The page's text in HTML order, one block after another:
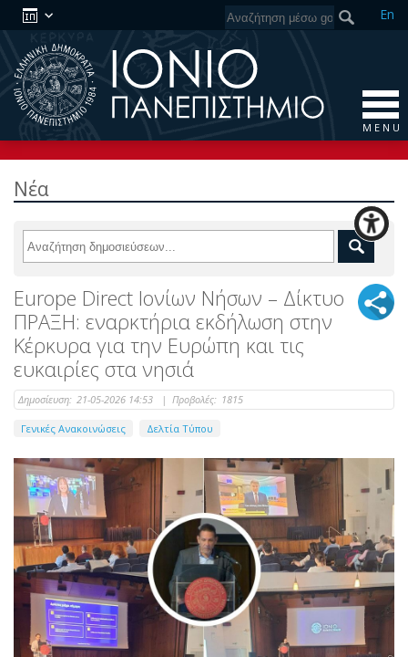
En
M E N U
Νέα
Europe Direct Ιονίων Νήσων – Δίκτυο
ΠΡΑΞΗ: εναρκτήρια εκδήλωση στην
Κέρκυρα για την Ευρώπη και τις
ευκαιρίες στα νησιά
Δημοσίευση: 21-05-2026 14:53 | Προβολές: 1815
Γενικές Ανακοινώσεις Δελτία Τύπου